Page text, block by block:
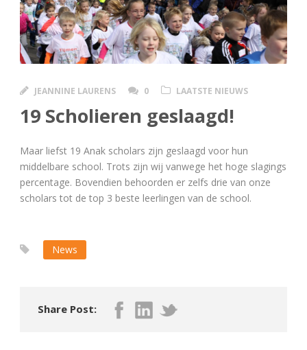
JEANNINE LAURENS 0 LAATSTE NIEUWS
19 Scholieren geslaagd!
Maar liefst 19 Anak scholars zijn geslaagd voor hun
middelbare school. Trots zijn wij vanwege het hoge slagings
percentage. Bovendien behoorden er zelfs drie van onze
scholars tot de top 3 beste leerlingen van de school.
News
Share Post: